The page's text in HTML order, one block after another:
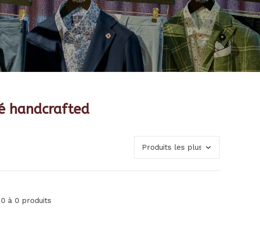
handcrafted
0 à 0 produits